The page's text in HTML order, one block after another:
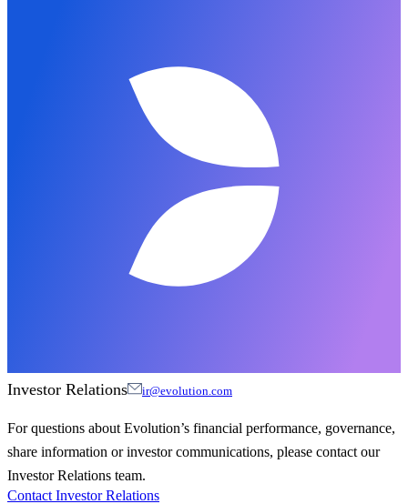
Investor Relations ir@evolution.com
For questions about Evolution’s financial performance, governance,
share information or investor communications, please contact our
Investor Relations team.
Contact Investor Relations